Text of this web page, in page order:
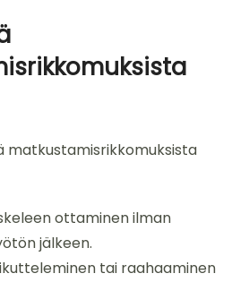
matkustamisrikkomuksista
ottaminen ilman
jälkeen.
tai raahaaminen